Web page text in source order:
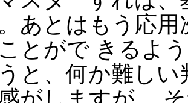
あとはもう応
とがで きるよ
と、何か難し